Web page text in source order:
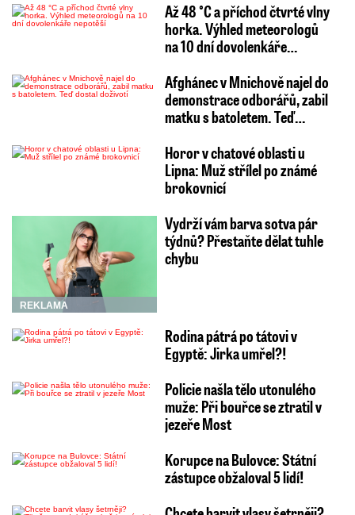
Až 48 °C a příchod čtvrté vlny
horka. Výhled meteorologů
na 10 dní dovolenkáře…
Afghánec v Mnichově najel do
demonstrace odborářů, zabil
matku s batoletem. Teď…
Horor v chatové oblasti u
Lipna: Muž střílel po známé
brokovnicí
REKLAMA
Vydrží vám barva sotva pár
týdnů? Přestaňte dělat tuhle
chybu
Rodina pátrá po tátovi v
Egyptě: Jirka umřel?!
Policie našla tělo utonulého
muže: Při bouřce se ztratil v
jezeře Most
Korupce na Bulovce: Státní
zástupce obžaloval 5 lidí!